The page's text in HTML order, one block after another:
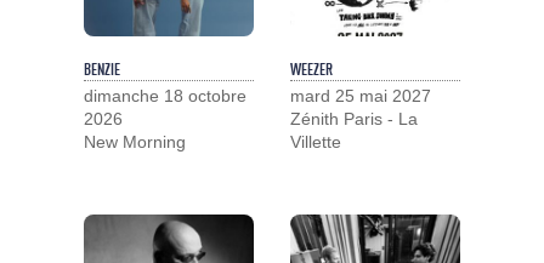
BENZIE
dimanche 18 octobre
2026
New Morning
WEEZER
mard 25 mai 2027
Zénith Paris - La
Villette